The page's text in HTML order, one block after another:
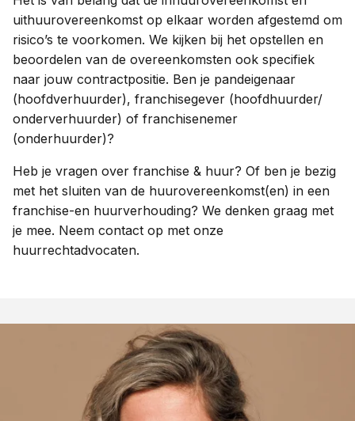
uithuurovereenkomst op elkaar worden afgestemd om
risico’s te voorkomen. We kijken bij het opstellen en
beoordelen van de overeenkomsten ook specifiek
naar jouw contractpositie. Ben je pandeigenaar
(hoofdverhuurder), franchisegever (hoofdhuurder/
onderverhuurder) of franchisenemer
(onderhuurder)?
Heb je vragen over franchise & huur? Of ben je bezig
met het sluiten van de huurovereenkomst(en) in een
franchise-en huurverhouding? We denken graag met
je mee. Neem contact op met onze
huurrechtadvocaten.